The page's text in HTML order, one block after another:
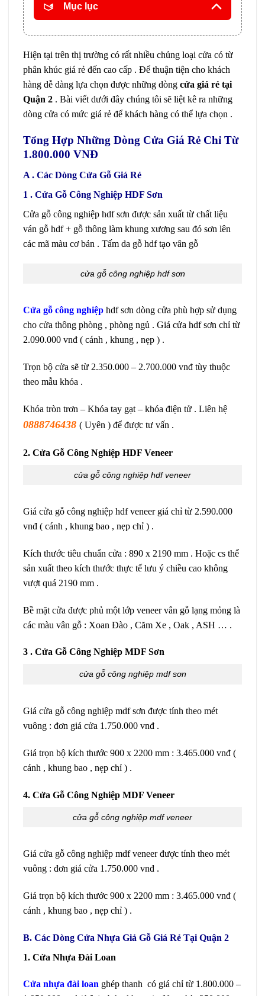
Mục lục
Hiện tại trên thị trường có rất nhiều chủng loại cửa có từ
phân khúc giá rẻ đến cao cấp . Để thuận tiện cho khách
hàng dễ dàng lựa chọn được những dòng cửa giá rẻ tại
Quận 2 . Bài viết dưới đây chúng tôi sẽ liệt kê ra những
dòng cửa có mức giá rẻ để khách hàng có thể lựa chọn .
Tổng Hợp Những Dòng Cửa Giá Rẻ Chỉ Từ
1.800.000 VNĐ
A . Các Dòng Cửa Gỗ Giá Rẻ
1 . Cửa Gỗ Công Nghiệp HDF Sơn
Cửa gỗ công nghiệp hdf sơn được sản xuất từ chất liệu
ván gỗ hdf + gỗ thông làm khung xương sau đó sơn lên
các mã màu cơ bản . Tấm da gỗ hdf tạo vân gỗ
cửa gỗ công nghiệp hdf sơn
Cửa gỗ công nghiệp hdf sơn dòng cửa phù hợp sử dụng
cho cửa thông phòng , phòng ngủ . Giá cửa hdf sơn chỉ từ
2.090.000 vnđ ( cánh , khung , nẹp ) .
Trọn bộ cửa sẽ từ 2.350.000 – 2.700.000 vnđ tùy thuộc
theo mẫu khóa .
Khóa tròn trơn – Khóa tay gạt – khóa điện tử . Liên hệ
0888746438 ( Uyên ) để được tư vấn .
2. Cửa Gỗ Công Nghiệp HDF Veneer
cửa gỗ công nghiệp hdf veneer
Giá cửa gỗ công nghiệp hdf veneer giá chỉ từ 2.590.000
vnđ ( cánh , khung bao , nẹp chỉ ) .
Kích thước tiêu chuẩn cửa : 890 x 2190 mm . Hoặc cs thể
sản xuất theo kích thước thực tế lưu ý chiều cao không
vượt quá 2190 mm .
Bề mặt cửa được phủ một lớp veneer vân gỗ lạng mỏng là
các màu vân gỗ : Xoan Đào , Căm Xe , Oak , ASH … .
3 . Cửa Gỗ Công Nghiệp MDF Sơn
cửa gỗ công nghiệp mdf sơn
Giá cửa gỗ công nghiệp mdf sơn được tính theo mét
vuông : đơn giá cửa 1.750.000 vnđ .
Giá trọn bộ kích thước 900 x 2200 mm : 3.465.000 vnđ (
cánh , khung bao , nẹp chỉ ) .
4. Cửa Gỗ Công Nghiệp MDF Veneer
cửa gỗ công nghiệp mdf veneer
Giá cửa gỗ công nghiệp mdf veneer được tính theo mét
vuông : đơn giá cửa 1.750.000 vnđ .
Giá trọn bộ kích thước 900 x 2200 mm : 3.465.000 vnđ (
cánh , khung bao , nẹp chỉ ) .
B. Các Dòng Cửa Nhựa Giả Gỗ Giá Rẻ Tại Quận 2
1. Cửa Nhựa Đài Loan
Cửa nhựa đài loan ghép thanh có giá chỉ từ 1.800.000 –